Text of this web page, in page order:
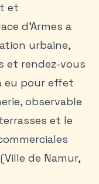
et
d’Armes a
urbaine,
et rendez-vous
eu pour effet
observable
et le
de Namur,